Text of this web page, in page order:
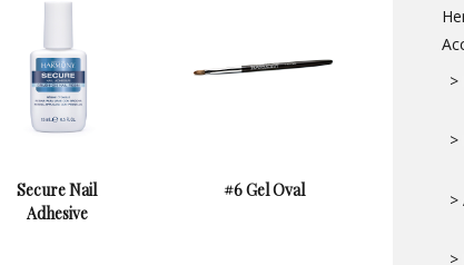
Secure Nail
Adhesive
#6 Gel Oval
>
>
>
>